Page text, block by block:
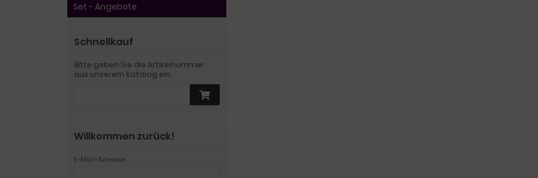
Set - Angebote
Schnellkauf
Bitte geben Sie die Artikelnummer
aus unserem Katalog ein.
Willkommen zurück!
E-Mail-Adresse: